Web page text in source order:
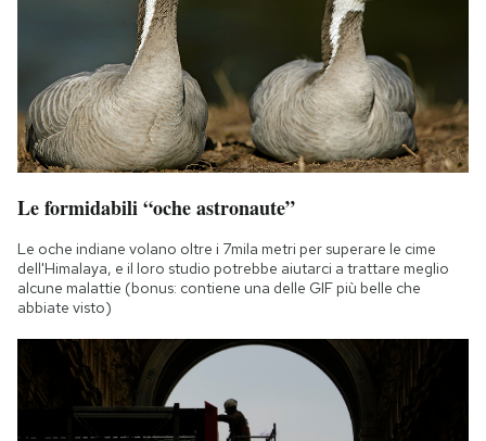
Le formidabili “oche astronaute”
Le oche indiane volano oltre i 7mila metri per superare le cime
dell'Himalaya, e il loro studio potrebbe aiutarci a trattare meglio
alcune malattie (bonus: contiene una delle GIF più belle che
abbiate visto)